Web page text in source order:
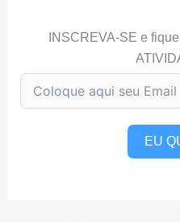
INSCREVA-SE e
EU